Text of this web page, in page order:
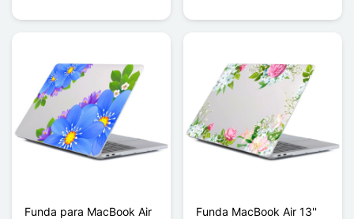
Funda para MacBook Air
Funda MacBook Air 13''